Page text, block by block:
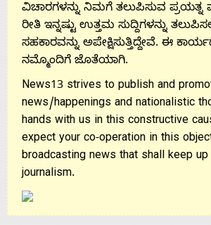
ವಿಚಾರಗಳನ್ನು ನಿಮಗೆ ತಲುಪಿಸುವ ಪ್ರಯತ್ನ
ರೀತಿ ಇನ್ನಷ್ಟು ಉತ್ತಮ ಸುದ್ದಿಗಳನ್ನು
ಸಹಕಾರವನ್ನು ಅಪೇಕ್ಷಿಸುತ್ತಿದ್ದೇವೆ. ಈ
ನಮ್ಮೊಂದಿಗೆ ಜೊತೆಯಾಗಿ.
News13 strives to publish and
news/happenings and nationalistic
hands with us in this constructive
expect your co-operation in this
broadcasting news that shall keep
journalism.